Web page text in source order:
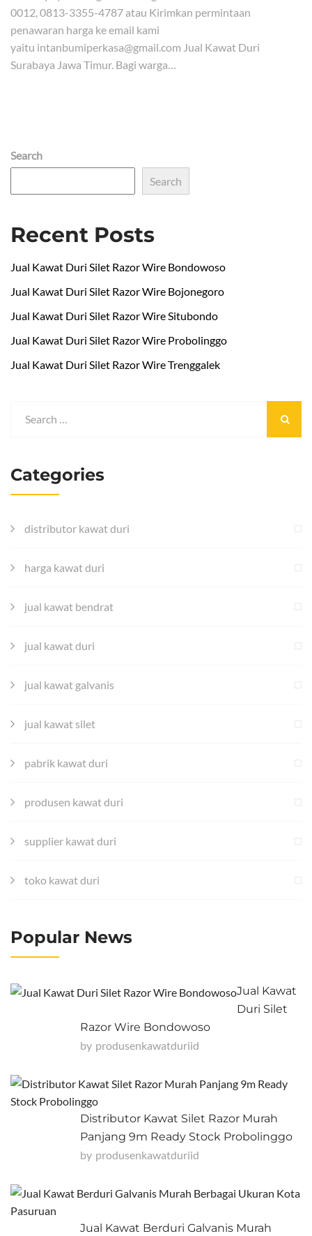
0012, 0813-3355-4787 atau Kirimkan permintaan
penawaran harga ke email kami
yaitu intanbumiperkasa@gmail.com Jual Kawat Duri
Surabaya Jawa Timur. Bagi warga…
Search
Search
Recent Posts
Jual Kawat Duri Silet Razor Wire Bondowoso
Jual Kawat Duri Silet Razor Wire Bojonegoro
Jual Kawat Duri Silet Razor Wire Situbondo
Jual Kawat Duri Silet Razor Wire Probolinggo
Jual Kawat Duri Silet Razor Wire Trenggalek
Categories
distributor kawat duri
harga kawat duri
jual kawat bendrat
jual kawat duri
jual kawat galvanis
jual kawat silet
pabrik kawat duri
produsen kawat duri
supplier kawat duri
toko kawat duri
Popular News
Jual Kawat
Duri Silet
Razor Wire Bondowoso
by Produsenkawatduriid
Distributor Kawat Silet Razor Murah
Panjang 9m Ready Stock Probolinggo
by Produsenkawatduriid
Jual Kawat Berduri Galvanis Murah